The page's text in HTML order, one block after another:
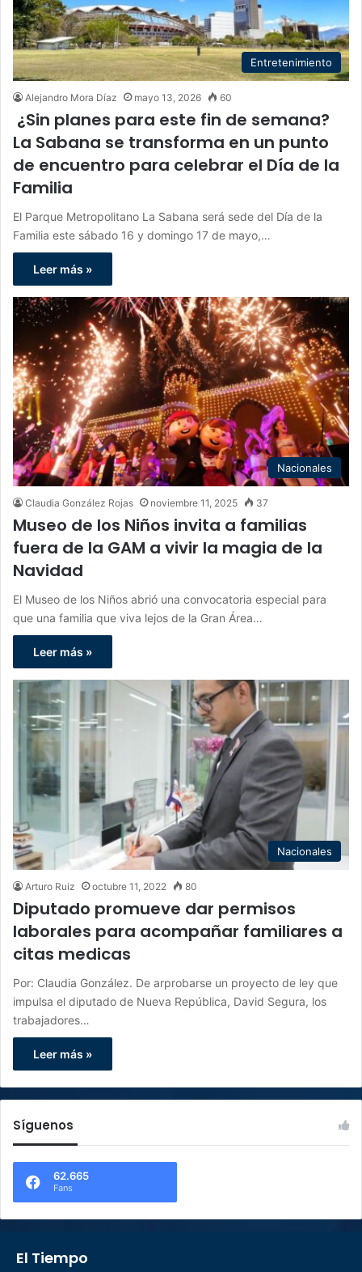
Entretenimiento
Alejandro Mora Díaz mayo 13, 2026 60
¿Sin planes para este fin de semana?
La Sabana se transforma en un punto
de encuentro para celebrar el Día de la
Familia
El Parque Metropolitano La Sabana será sede del Día de la
Familia este sábado 16 y domingo 17 de mayo,…
Leer más »
Nacionales
Claudia González Rojas noviembre 11, 2025 37
Museo de los Niños invita a familias
fuera de la GAM a vivir la magia de la
Navidad
El Museo de los Niños abrió una convocatoria especial para
que una familia que viva lejos de la Gran Área…
Leer más »
Nacionales
Arturo Ruiz octubre 11, 2022 80
Diputado promueve dar permisos
laborales para acompañar familiares a
citas medicas
Por: Claudia González. De arprobarse un proyecto de ley que
impulsa el diputado de Nueva República, David Segura, los
trabajadores…
Leer más »
Síguenos
62.665
Fans
El Tiempo